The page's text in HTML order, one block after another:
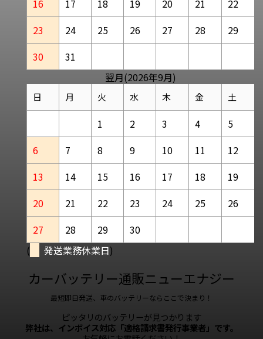
16
17 18 19 20 21
22
23
24 25 26 27 28
29
30
31
翌月(2026年9月)
日 月 火 水 木 金 土
1 2 3 4
5
6
7 8 9 10 11
12
13
14 15 16 17 18
19
20
21 22 23 24 25
26
27
28 29
30
(
発送業務休業日)
カーバッテリー通販ニューエナジー
最短即日発送、車のバッテリーならここで決まり！
ピッタリのバッテリーが見つかります
弊社は、インボイス対応「適格請求書発行事業者」です。